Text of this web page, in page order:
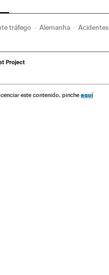
tráfego Alemanha Acidentes
este contenido, pinche aquí